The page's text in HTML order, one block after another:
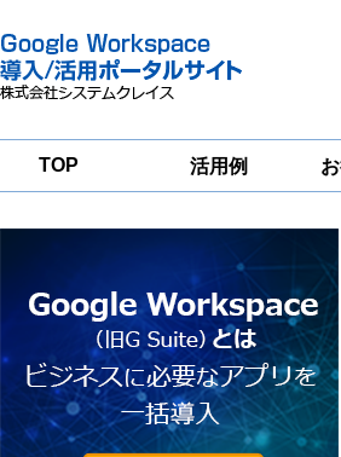
TOP 活用例
グループウェア
移行支援